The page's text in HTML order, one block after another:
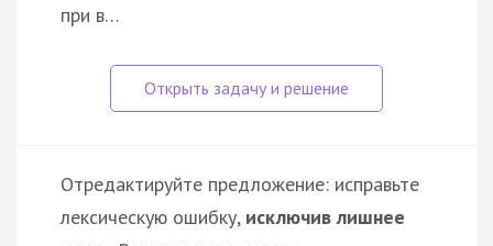
при в…
Отредактируйте предложение: исправьте
лексическую ошибку, исключив лишнее